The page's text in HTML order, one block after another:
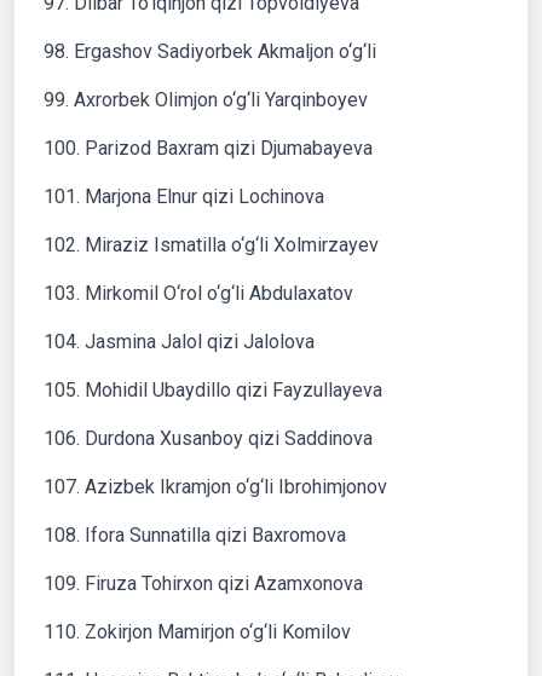
98. Ergashov Sadiyorbek Akmaljon o‘g‘li
99. Axrorbek Olimjon o‘g‘li Yarqinboyev
100. Parizod Baxram qizi Djumabayeva
101. Marjona Elnur qizi Lochinova
102. Miraziz Ismatilla o‘g‘li Xolmirzayev
103. Mirkomil O‘rol o‘g‘li Abdulaxatov
104. Jasmina Jalol qizi Jalolova
105. Mohidil Ubaydillo qizi Fayzullayeva
106. Durdona Xusanboy qizi Saddinova
107. Azizbek Ikramjon o‘g‘li Ibrohimjonov
108. Ifora Sunnatilla qizi Baxromova
109. Firuza Tohirxon qizi Azamxonova
110. Zokirjon Mamirjon o‘g‘li Komilov